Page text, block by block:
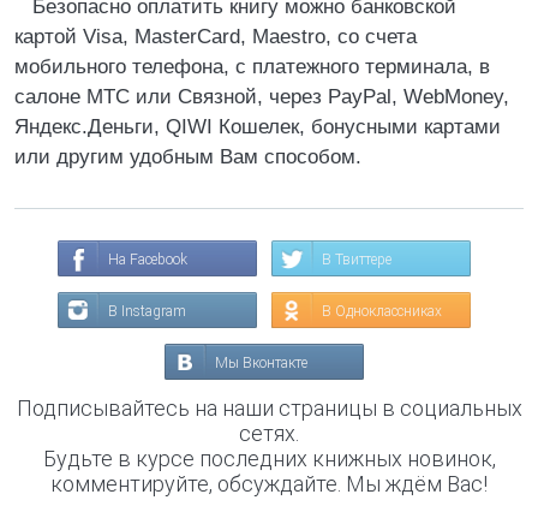
Безопасно оплатить книгу можно банковской
картой Visa, MasterCard, Maestro, со счета
мобильного телефона, с платежного терминала, в
салоне МТС или Связной, через PayPal, WebMoney,
Яндекс.Деньги, QIWI Кошелек, бонусными картами
или другим удобным Вам способом.
На Facebook В Твиттере
В Instagram В Одноклассниках
Мы Вконтакте
Подписывайтесь на наши страницы в социальных
сетях.
Будьте в курсе последних книжных новинок,
комментируйте, обсуждайте. Мы ждём Вас!